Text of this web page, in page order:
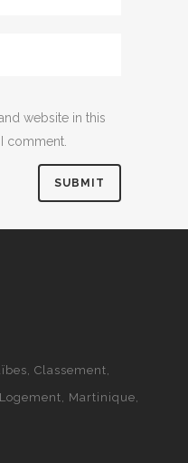
website in this
comment.
Classement
Logement
Martinique